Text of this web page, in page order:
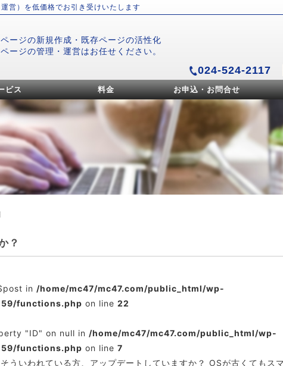
営）を低価格でお引き受けいたします
ージの新規作成・既存ページの活性化
ージの管理・運営はお任せください。
024-524-2117
ビス 料金 お申込・お問合せ
？
in /home/mc47/mc47.com/public_html/wp-
functions.php on line 22
"ID" on null in /home/mc47/mc47.com/public_html/wp-
functions.php on line 7
ういわれている方、アップデートしていますか？ OSが古くてもス